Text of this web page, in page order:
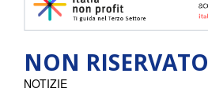
NON RISERVATO
NOTIZIE